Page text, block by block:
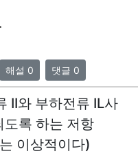
해설 0 댓글 0
II와 부하전류 IL사
도록 하는 저항
이상적이다)